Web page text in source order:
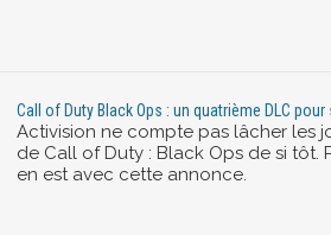
Call of Duty Black Ops : un quatrième DLC
Activision ne compte pas lâcher les
de Call of Duty : Black Ops de si tôt.
en est avec cette annonce.